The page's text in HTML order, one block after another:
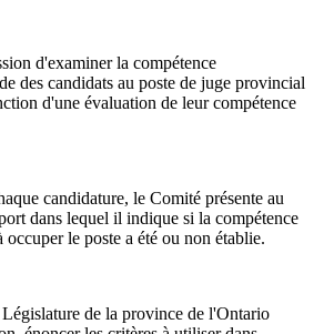
d'examiner la compétence
des candidats au poste de juge provincial
d'une évaluation de leur compétence
candidature, le Comité présente au
dans lequel il indique si la compétence
le poste a été ou non établie.
de la province de l'Ontario